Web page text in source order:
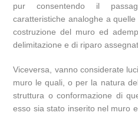
pur consentendo il
caratteristiche analoghe a
costruzione del muro ed
delimitazione e di riparo
Viceversa, vanno considerate
muro le quali, o per la natura
struttura o conformazione di
esso sia stato inserito nel muro